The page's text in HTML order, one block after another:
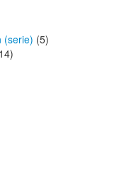
(serie) (5)